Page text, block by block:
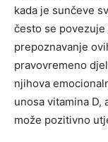
kada je sunčeve
često se
prepoznavanje
pravovremeno
njihova
unosa vitamina D,
može pozitivno